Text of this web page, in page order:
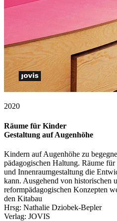
2020
Räume für Kinder
Gestaltung auf Augenhöhe
Kindern auf Augenhöhe zu
pädagogischen Haltung. Räume
und Innenraumgestaltung die
kann. Ausgehend von historischen
reformpädagogischen Konzepten
den Kitabau
Hrsg: Nathalie Dziobek-Bepler
Verlag: JOVIS